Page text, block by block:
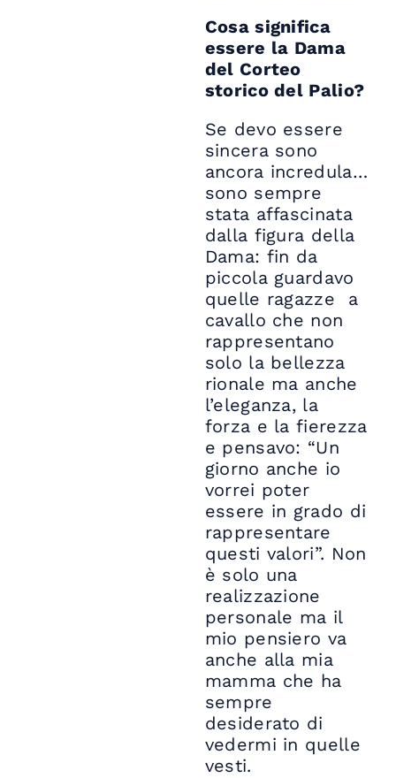
Cosa significa
essere la Dama
del Corteo
storico del Palio?
Se devo essere
sincera sono
ancora incredula…
sono sempre
stata affascinata
dalla figura della
Dama: fin da
piccola guardavo
quelle ragazze a
cavallo che non
rappresentano
solo la bellezza
rionale ma anche
l’eleganza, la
forza e la fierezza
e pensavo: “Un
giorno anche io
vorrei poter
essere in grado di
rappresentare
questi valori”. Non
è solo una
realizzazione
personale ma il
mio pensiero va
anche alla mia
mamma che ha
sempre
desiderato di
vedermi in quelle
vesti.